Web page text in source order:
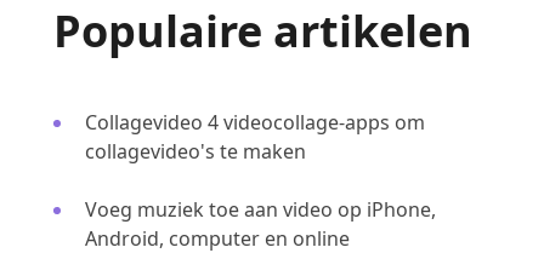
Populaire artikelen
Collagevideo 4 videocollage-apps om
collagevideo's te maken
Voeg muziek toe aan video op iPhone,
Android, computer en online